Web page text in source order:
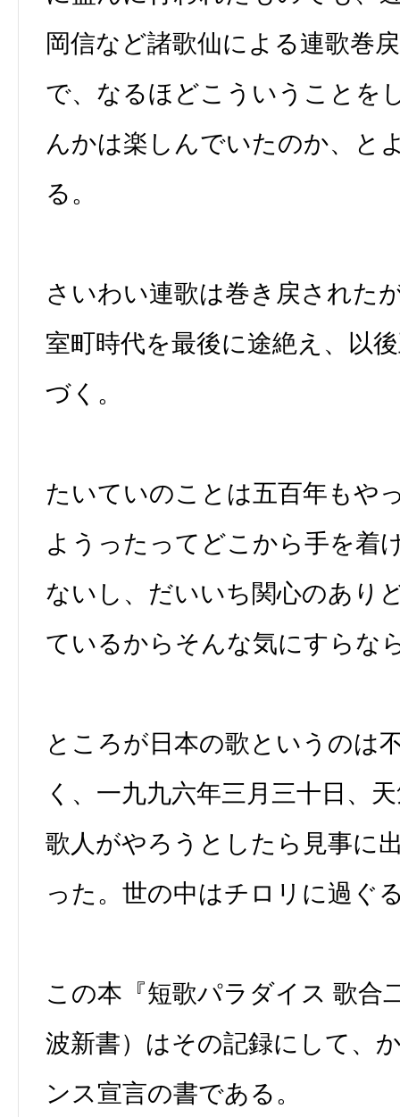
岡信など諸歌仙による連歌巻
で、なるほどこういうことを
んかは楽しんでいたのか、と
る。
さいわい連歌は巻き戻された
室町時代を最後に途絶え、以
づく。
たいていのことは五百年もや
ようったってどこから手を着
ないし、だいいち関心のあり
ているからそんな気にすらな
ところが日本の歌というのは
く、一九九六年三月三十日、
歌人がやろうとしたら見事に
った。世の中はチロリに過ぐ
この本『短歌パラダイス 歌合
波新書）はその記録にして、
ンス宣言の書である。